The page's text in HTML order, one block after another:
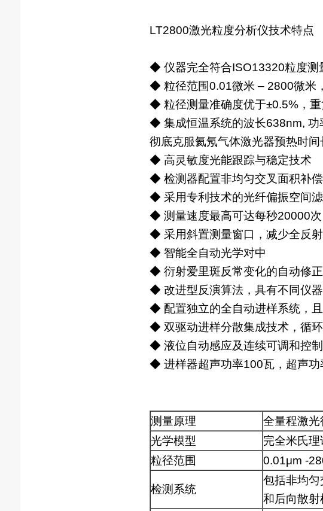
LT2800激光粒度分析仪技术特点
◆ 仪器完全符合ISO13320粒度测
◆ 粒径范围0.01微米 – 2800微米
◆ 粒径测量准确度优于±0.5%，
◆ 集成恒温系统的波长638nm, 功
彻底克服氦氖气体激光器预热时
◆ 高灵敏度光能跟踪与稳定技术
◆ 检测器配置非均匀交叉面积补
◆ 采用专利技术的光纤偏振空间
◆ 测量速度最高可达每秒20000次
◆ 采用斜置测量窗口，减少全反
◆ 智能全自动光学对中
◆ 衍射爱里斑反常变化的自动修
◆ 改进型反演算法，具有不同仪
◆ 配置独立的全自动进样系统，
◆ 双驱动进样分散集成技术，循
◆ 液位自动感应及连续可调和控
◆ 进样器超声功率100瓦，超声功
测量原理
全量程激光
光学模型
完全米氏
粒径范围
0.01μm -
检测系统
包括非均
和后向散射